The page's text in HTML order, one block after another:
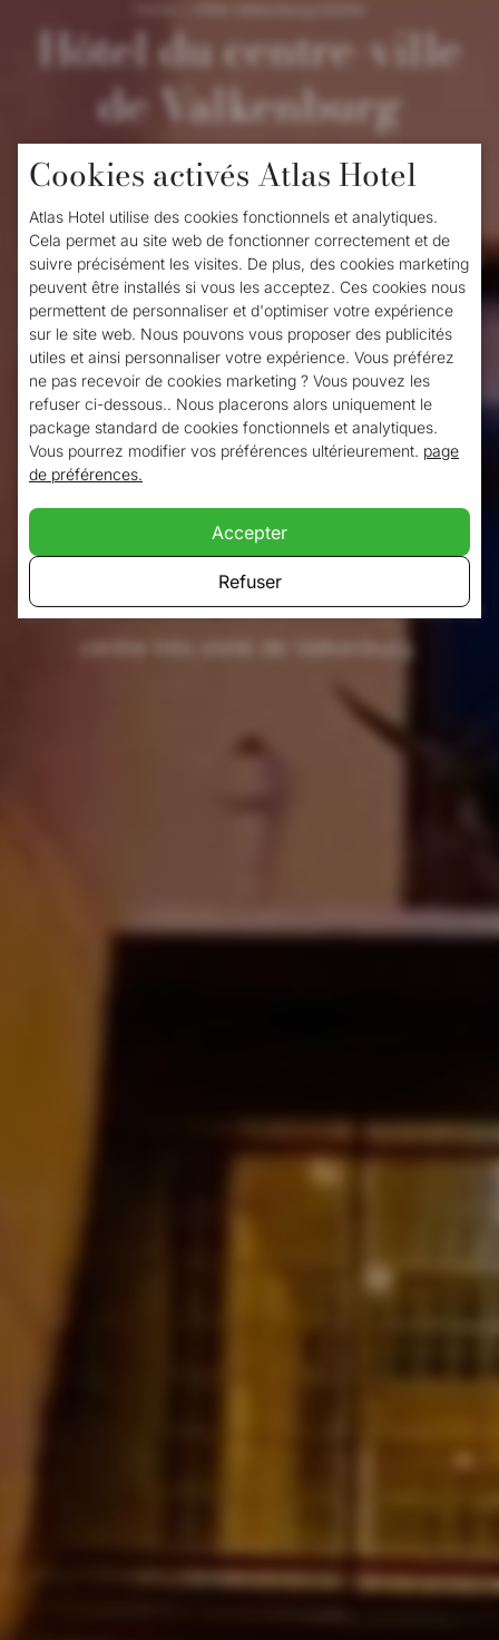
Hôtel du centre-ville
de Valkenburg
Pendant votre séjour à Valkenburg, il est
agréable de pouvoir visiter facilement les
sites touristiques , entreprendre des activités
amusantes et marcher facilement dans le
centre pour manger un morceau et boire un
verre. L'hôtel Atlas dans le centre de
Valkenburg est ce que vous recherchez !
Vous n'avez donc pas besoin de voyager
loin pour découvrir toutes les beautés de
Valkenburg. L'hôtel est situé à seulement 5
minutes de marche de la gare et en
quelques minutes, vous pouvez rejoindre le
centre très visité de Valkenburg.
Cookies activés Atlas Hotel
Atlas Hotel utilise des cookies fonctionnels et analytiques.
Cela permet au site web de fonctionner correctement et de
suivre précisément les visites. De plus, des cookies marketing
peuvent être installés si vous les acceptez. Ces cookies nous
permettent de personnaliser et d'optimiser votre expérience
sur le site web. Nous pouvons vous proposer des publicités
utiles et ainsi personnaliser votre expérience. Vous préférez
ne pas recevoir de cookies marketing ? Vous pouvez les
refuser ci-dessous.. Nous placerons alors uniquement le
package standard de cookies fonctionnels et analytiques.
Vous pourrez modifier vos préférences ultérieurement. page
de préférences.
Accepter
Refuser